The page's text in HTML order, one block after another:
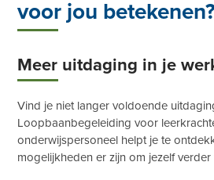
voor jou
Meer uitdaging in je
Vind je niet langer voldoende
Loopbaanbegeleiding voor
onderwijspersoneel helpt je te
mogelijkheden er zijn om jezelf